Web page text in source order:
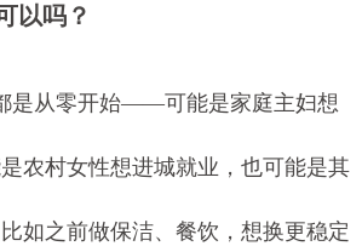
以吗？
是从零开始——可能是家庭主妇想
农村女性想进城就业，也可能是其
如之前做保洁、餐饮，想换更稳定